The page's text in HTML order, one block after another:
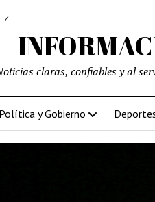
claras, confiables y al
Política y Gobierno